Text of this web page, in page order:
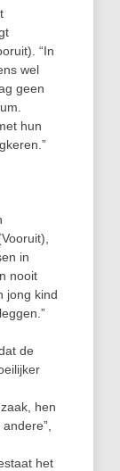
“In
wel
geen
hun
in
nooit
jong kind
de
hen
het